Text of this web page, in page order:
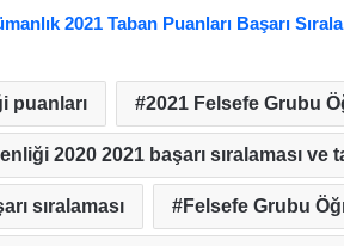
2021 Taban Puanları Başarı
puanları 2021 Felsefe Grubu
2020 2021 başarı sıralaması ve
sıralaması Felsefe Grubu